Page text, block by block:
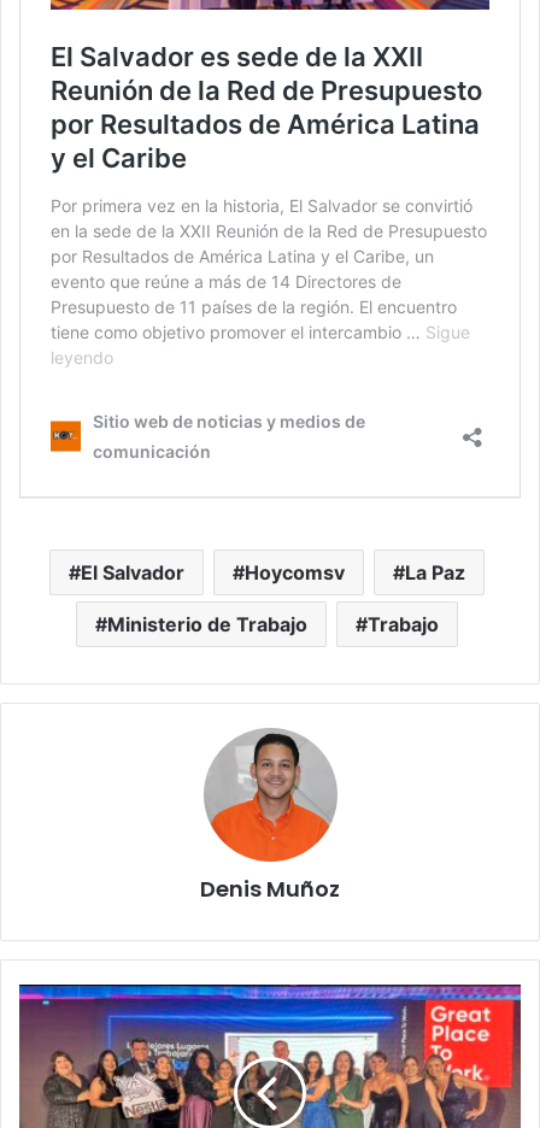
El Salvador Hoycomsv La Paz
Ministerio de Trabajo Trabajo
Denis Muñoz
Nestlé